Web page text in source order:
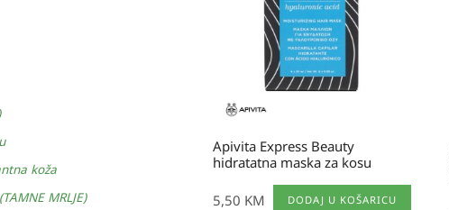
Apivita Express Beauty
hidratatna maska za kosu
5,50 KM DODAJ U KOŠARICU
koža
MRLJE)